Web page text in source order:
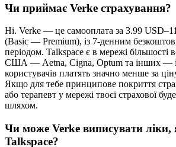
Чи приймає Verke страхування?
Ні. Verke — це самооплата за 3.99
(Basic — Premium), із 7-денним
періодом. Talkspace є в мережі більшості
США — Aetna, Cigna, Optum та інших — і
користувачів платять значно менше за
Якщо для тебе принципове покриття
або терапевт у мережі твоєї страхової
шляхом.
Чи може Verke виписувати ліки,
Talkspace?